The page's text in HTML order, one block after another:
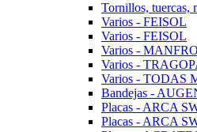
Tornillos, tuercas,
Varios - FEISOL
Varios - FEISOL
Varios -
Varios -
Varios - TODAS
Bandejas -
Placas - ARCA
Placas - ARCA